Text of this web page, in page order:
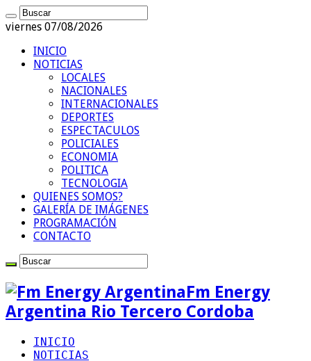
viernes 07/08/2026
INICIO
NOTICIAS
LOCALES
NACIONALES
INTERNACIONALES
DEPORTES
ESPECTACULOS
POLICIALES
ECONOMIA
POLITICA
TECNOLOGIA
QUIENES SOMOS?
GALERÍA DE IMÁGENES
PROGRAMACIÓN
CONTACTO
Fm Energy
Argentina Rio Tercero Cordoba
INICIO
NOTICIAS